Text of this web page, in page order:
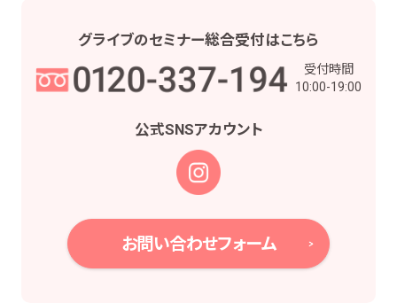
ため
一部について委託された場合等において、委託
お取引先との打合せ、情報提供・連絡、お取引先
の皆様から委託された業務の遂行等を行うため
当社株主様及び当社株式の管理業務、株主様又
は会社による権利の行使・義務の履行、及び法
令に基づく書面・記録・データの作成のため
役職員の給与の計算・支払、人事管理業務のた
め
グライブのセミナー総合受付はこちら
受付時間
10:00-19:00
公式SNSアカウント
お問い合わせフォーム